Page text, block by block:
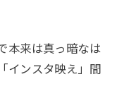
本来は真っ暗なは
インスタ映え」間